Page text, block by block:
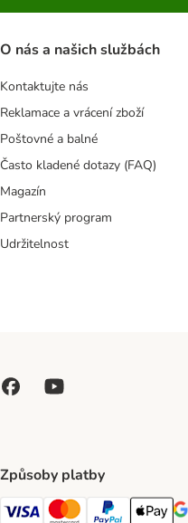
O nás a našich službách
Kontaktujte nás
Reklamace a vrácení zboží
Poštovné a balné
Často kladené dotazy (FAQ)
Magazín
Partnerský program
Udržitelnost
Způsoby platby